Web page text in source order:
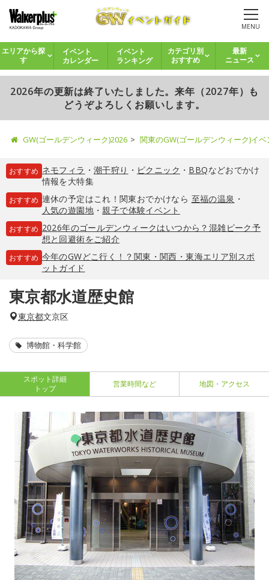
MENU
エリアから探
す
イベント
カレンダー
イベント
ランキング
カテゴリ別
おすすめ
最新
ニュース
2026年の更新は終了いたしました。来年（2027年）も
どうぞよろしくお願いします。
GW(ゴールデンウィーク)2026 関東のGW(ゴールデンウィーク)イ
おすすめ ネモフィラ ・ 潮干狩り ・ ピクニック ・ BBQなどおでかけ
情報を大特集
おすすめ 連休の予定はこれ！関東おでかけなら 至福の温泉 ・
人気の遊園地・親子で体験イベント
おすすめ 2026年のゴールデンウィークはいつから？混雑ピーク予
想と回避術をご紹介
おすすめ 今年のGWどこ行く！？関東・関西・東海エリア別スポ
ットガイド
東京都水道歴史館
東京都文京区
博物館・科学館
スポット詳細
トップ
営業時間など 地図・アクセス